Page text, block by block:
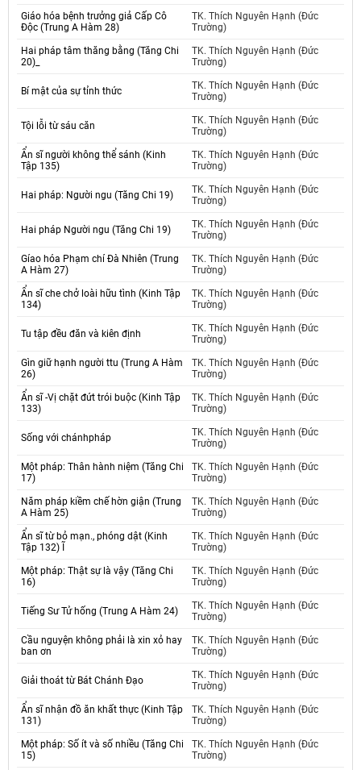
Giáo hóa bệnh trưởng giả Cấp Cô
Độc (Trung A Hàm 28)
TK. Thích Nguyên Hạnh (Đức
Trường)
Hai pháp tâm thăng bằng (Tăng Chi
20)_
TK. Thích Nguyên Hạnh (Đức
Trường)
Bí mật của sự tỉnh thức
TK. Thích Nguyên Hạnh (Đức
Trường)
Tội lỗi từ sáu căn
TK. Thích Nguyên Hạnh (Đức
Trường)
Ẩn sĩ người không thể sánh (Kinh
Tập 135)
TK. Thích Nguyên Hạnh (Đức
Trường)
Hai pháp: Người ngu (Tăng Chi 19)
TK. Thích Nguyên Hạnh (Đức
Trường)
Hai pháp Người ngu (Tăng Chi 19)
TK. Thích Nguyên Hạnh (Đức
Trường)
Gíao hóa Phạm chí Đà Nhiên (Trung
A Hàm 27)
TK. Thích Nguyên Hạnh (Đức
Trường)
Ẩn sĩ che chở loài hữu tình (Kinh Tập
134)
TK. Thích Nguyên Hạnh (Đức
Trường)
Tu tập đều đăn và kiên định
TK. Thích Nguyên Hạnh (Đức
Trường)
Gìn giữ hạnh người ttu (Trung A Hàm
26)
TK. Thích Nguyên Hạnh (Đức
Trường)
Ẩn sĩ -Vị chặt đứt trói buộc (Kinh Tập
133)
TK. Thích Nguyên Hạnh (Đức
Trường)
Sống với chánhpháp
TK. Thích Nguyên Hạnh (Đức
Trường)
Một pháp: Thân hành niệm (Tăng Chi
17)
TK. Thích Nguyên Hạnh (Đức
Trường)
Năm pháp kiềm chế hờn giận (Trung
A Hàm 25)
TK. Thích Nguyên Hạnh (Đức
Trường)
Ẩn sĩ từ bỏ mạn., phóng dật (Kinh
Tập 132) Ĩ
TK. Thích Nguyên Hạnh (Đức
Trường)
Một pháp: Thật sự là vậy (Tăng Chi
16)
TK. Thích Nguyên Hạnh (Đức
Trường)
Tiếng Sư Tử hống (Trung A Hàm 24)
TK. Thích Nguyên Hạnh (Đức
Trường)
Cầu nguyện không phải là xin xỏ hay
ban ơn
TK. Thích Nguyên Hạnh (Đức
Trường)
Giải thoát từ Bát Chánh Đạo
TK. Thích Nguyên Hạnh (Đức
Trường)
Ẩn sĩ nhận đồ ăn khất thực (Kinh Tập
131)
TK. Thích Nguyên Hạnh (Đức
Trường)
Một pháp: Số ít và số nhiều (Tăng Chi
15)
TK. Thích Nguyên Hạnh (Đức
Trường)